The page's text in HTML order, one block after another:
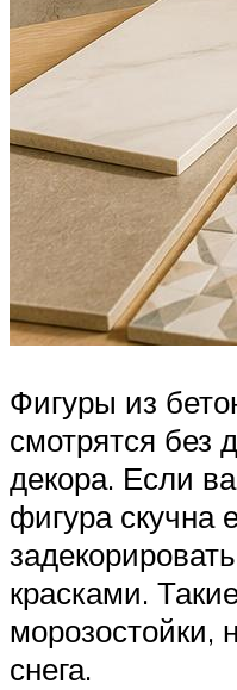
Фигуры из
смотрятся без
декора. Если
фигура скучна
красками.
морозостойки,
снега.